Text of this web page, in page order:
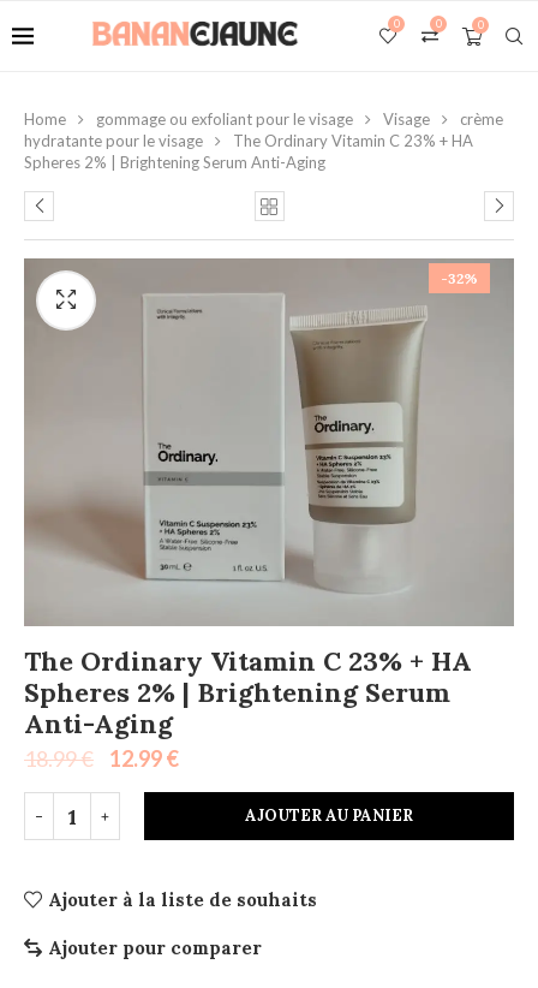
0
0
0
Home gommage ou exfoliant pour le visage Visage
crème
hydratante pour le visage
The Ordinary Vitamin C 23% + HA
Spheres 2% | Brightening Serum Anti-Aging
-32%
The Ordinary Vitamin C 23% + HA
Spheres 2% | Brightening Serum
Anti-Aging
18.99€ 12.99€
AJOUTER AU PANIER
Ajouter à la liste de souhaits
Ajouter pour comparer